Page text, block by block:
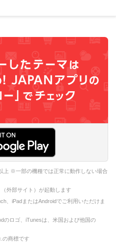
上 ※一部の機種では正常に動作しない場合
外部サイト）が起動します
、iPadまたはAndroidでご利用いただけま
のロゴ、iTunesは、米国および他国の
の商標です